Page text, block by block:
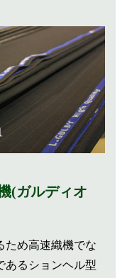
(ガルディオ
ため高速織機でな
あるションヘル型